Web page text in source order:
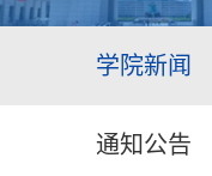
学院新闻
通知公告